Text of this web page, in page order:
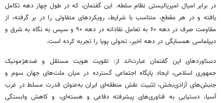
در برابر امیال امپریالیستی نظام سلطه. این گفتمان، که در طول چهار دهه تکامل
یافته و در هر مقطع، متناسب با شرایط، رویکردهای متفاوتی را در بر گرفته، از
مقاومت صرف در دهه ۶۰ به تعامل نقادانه در دهه ۹۰ و سپس به نگاه به شرق و
دیپلماسی همسایگی در دهه اخیر، تحولی پویا را تجربه کرده است.
دستاوردهای این گفتمان عبارت‌اند از: تقویت هویت مستقل و ضدهژمونیک
جمهوری اسلامی، ایجاد پایگاه اجتماعی گسترده در میان ملت‌های جهان سوم و
جنبش‌های آزادی‌بخش، تثبیت نقش منطقه‌ای ایران به‌عنوان قدرت مسلط در غرب
آسیا، دستیابی به فناوری‌های پیشرفته دفاعی و هسته‌ای، و کاهش وابستگی